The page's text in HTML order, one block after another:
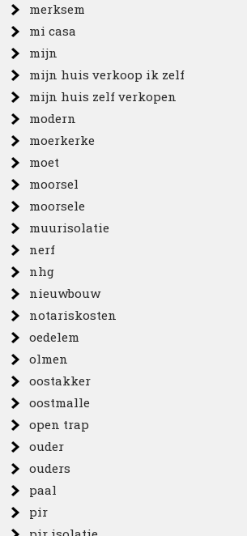
merksem
mi casa
mijn
mijn huis verkoop ik zelf
mijn huis zelf verkopen
modern
moerkerke
moet
moorsel
moorsele
muurisolatie
nerf
nhg
nieuwbouw
notariskosten
oedelem
olmen
oostakker
oostmalle
open trap
ouder
ouders
paal
pir